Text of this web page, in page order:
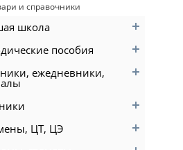
и справочники
школа
пособия
ежедневники,
ЦТ, ЦЭ